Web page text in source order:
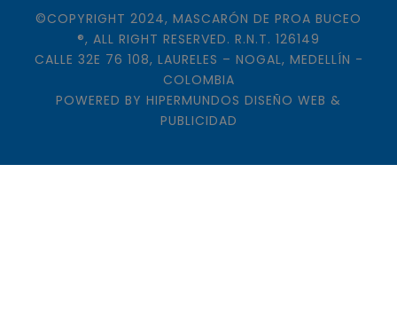
©COPYRIGHT 2024, MASCARÓN DE PROA BUCEO
®, ALL RIGHT RESERVED. R.N.T. 126149
CALLE 32E 76 108, LAURELES – NOGAL, MEDELLÍN -
COLOMBIA
POWERED BY HIPERMUNDOS DISEÑO WEB &
PUBLICIDAD